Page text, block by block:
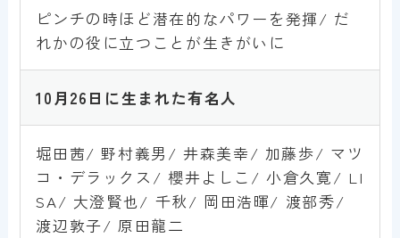
ピンチの時ほど潜在的なパワーを発揮/ だ
れかの役に立つことが生きがいに
10月26 日 に生まれた有名人
堀田茜/ 野村義男/ 井森美幸/ 加藤歩/ マツ
コ・デラックス/ 櫻井よしこ/ 小倉久寛/ LI
SA/ 大澄賢也/ 千秋/ 岡田浩暉/ 渡部秀/
渡辺敦子/ 原田龍二